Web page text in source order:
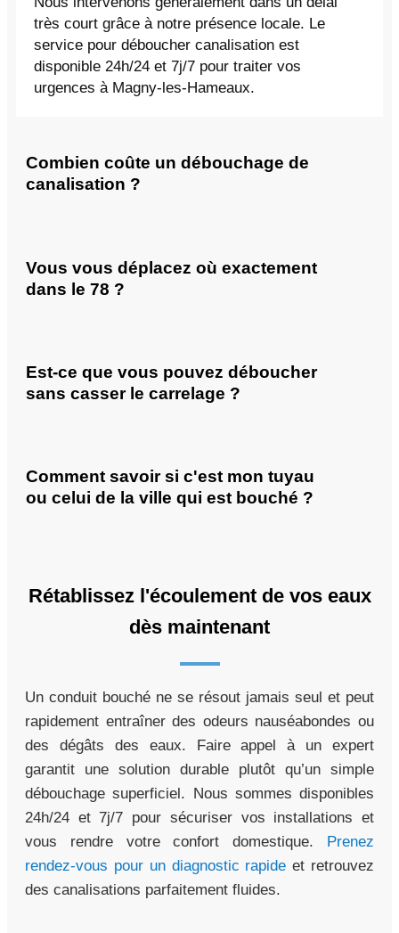
très court grâce à notre présence locale. Le
service pour déboucher canalisation est
disponible 24h/24 et 7j/7 pour traiter vos
urgences à Magny-les-Hameaux.
Combien coûte un débouchage de
canalisation ?
Vous vous déplacez où exactement
dans le 78 ?
Est-ce que vous pouvez déboucher
sans casser le carrelage ?
Comment savoir si c'est mon tuyau
ou celui de la ville qui est bouché ?
Rétablissez l'écoulement de vos eaux
dès maintenant
Un conduit bouché ne se résout jamais seul et peut
rapidement entraîner des odeurs nauséabondes ou
des dégâts des eaux. Faire appel à un expert
garantit une solution durable plutôt qu’un simple
débouchage superficiel. Nous sommes disponibles
24h/24 et 7j/7 pour sécuriser vos installations et
vous rendre votre confort domestique. Prenez
rendez-vous pour un diagnostic rapide et retrouvez
des canalisations parfaitement fluides.